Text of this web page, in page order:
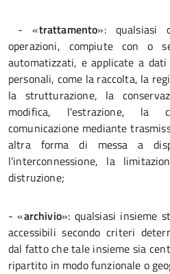
- «trattamento»: qualsiasi
operazioni, compiute con o
automatizzati, e applicate a
personali, come la raccolta, la
la strutturazione, la
modifica, l'estrazione, la
comunicazione mediante
altra forma di messa a
l'interconnessione, la
distruzione;
- «archivio»: qualsiasi insieme
accessibili secondo criteri
dal fatto che tale insieme sia
ripartito in modo funzionale o